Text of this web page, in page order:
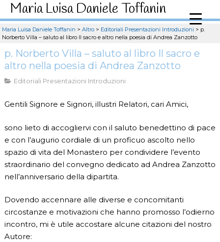
Maria Luisa Daniele Toffanin
Maria Luisa Daniele Toffanin > Altro > Editoriali Presentazioni Introduzioni > p.
Norberto Villa – saluto al libro Il sacro e altro nella poesia di Andrea Zanzotto
p. Norberto Villa – saluto al libro Il sacro e
altro nella poesia di Andrea Zanzotto
Editoriali Presentazioni Introduzioni
Gentili Signore e Signori, illustri Relatori, cari Amici,
sono lieto di accogliervi con il saluto benedettino di pace
e con l’augurio cordiale di un proficuo ascolto nello
spazio di vita del Monastero per condividere l’evento
straordinario del convegno dedicato ad Andrea Zanzotto
nell’anniversario della dipartita.
Dovendo accennare alle diverse e concomitanti
circostanze e motivazioni che hanno promosso l’odierno
incontro, mi è utile accostare alcune citazioni del nostro
Autore: